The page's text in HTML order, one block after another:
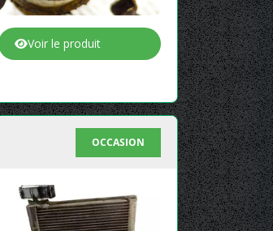
Voir le produit
OCCASION